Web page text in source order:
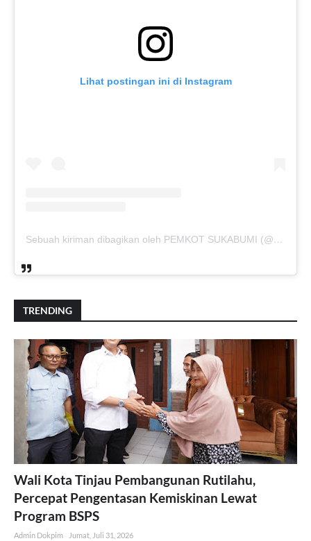
Lihat postingan ini di Instagram
Sebuah kiriman dibagikan oleh PEMKOT SUKABUMI (@pemkotsukabumi_)
TRENDING
Wali Kota Tinjau Pembangunan Rutilahu,
Percepat Pengentasan Kemiskinan Lewat
Program BSPS
Admin Dokpim Jumat, Juli 31, 2026